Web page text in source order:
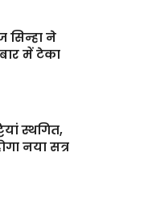
सिन्हा ने
में टेका
स्थगित,
नया सत्र